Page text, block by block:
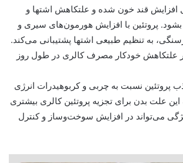
افزایش قند خون شده و علتکاهش اشتها و
پروتئین با افزایش هورمون‌های سیری و
به تنظیم طبیعی اشتها پشتیبانی می‌کند.
علتکاهش خودکار مصرف کالری در طول روز
پروتئین نسبت به چربی و کربوهیدرات انرژی
علت بدن برای تجزیه پروتئین کالری بیشتری
می‌تواند در افزایش سوخت‌وساز و کنترل